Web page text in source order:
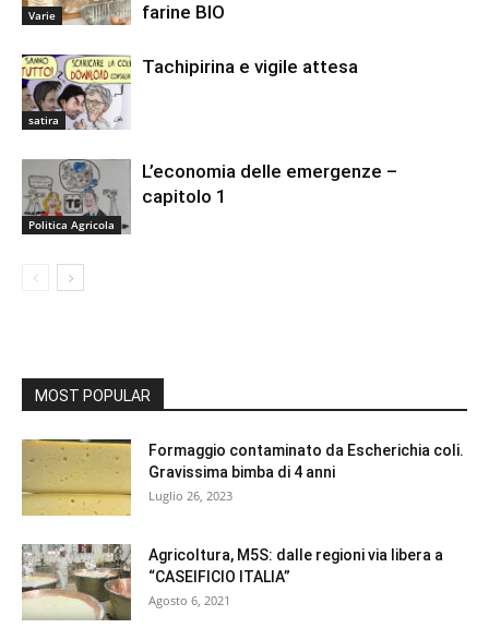
Varie
farine BIO
satira
Tachipirina e vigile attesa
Politica Agricola
L’economia delle emergenze –
capitolo 1
MOST POPULAR
Formaggio contaminato da Escherichia coli.
Gravissima bimba di 4 anni
Luglio 26, 2023
Agricoltura, M5S: dalle regioni via libera a
“CASEIFICIO ITALIA”
Agosto 6, 2021